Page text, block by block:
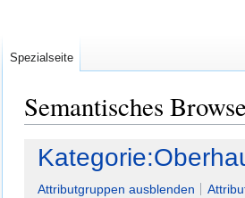
Semantisches
Zur
Navigation
springen
Zur
Suche
springen
Attributgruppen ausblenden
Spezialseite